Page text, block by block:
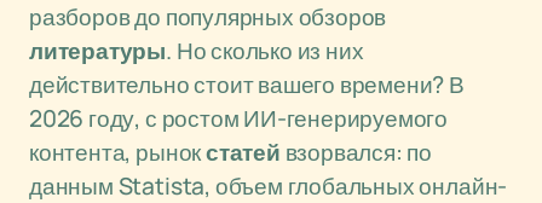
разборов до популярных обзоров
литературы. Но сколько из них
действительно стоит вашего времени? В
2026 году, с ростом ИИ-генерируемого
контента, рынокстатей взорвался: по
данным Statista, объем глобальных онлайн-